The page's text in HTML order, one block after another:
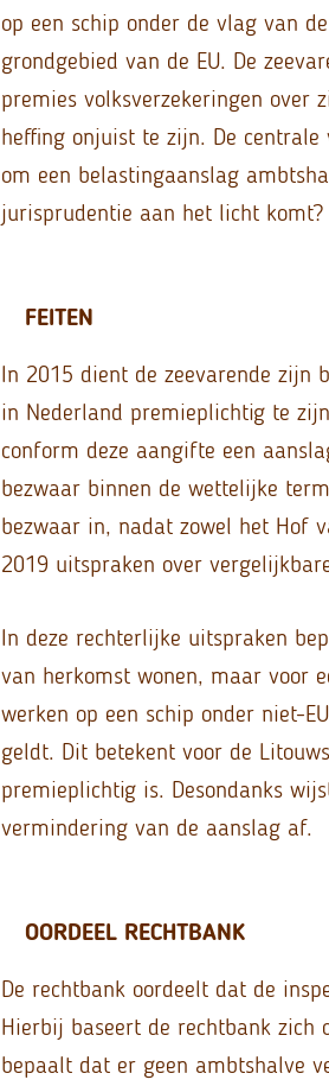
op een schip onder de vlag van
grondgebied van de EU. De
premies volksverzekeringen
heffing onjuist te zijn. De
om een belastingaanslag
jurisprudentie aan het licht komt?
FEITEN
In 2015 dient de zeevarende
in Nederland premieplichtig te
conform deze aangifte een
bezwaar binnen de wettelijke
bezwaar in, nadat zowel het Hof
2019 uitspraken over
In deze rechterlijke uitspraken
van herkomst wonen, maar voor
werken op een schip onder niet-
geldt. Dit betekent voor de
premieplichtig is. Desondanks
vermindering van de aanslag af.
OORDEEL RECHTBANK
De rechtbank oordeelt dat de
Hierbij baseert de rechtbank zich
bepaalt dat er geen ambtshalve